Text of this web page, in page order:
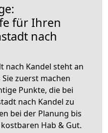
für Ihren
nach
nach Kandel steht an
zuerst machen
Punkte, die bei
nach Kandel zu
bei der Planung bis
Hab & Gut.